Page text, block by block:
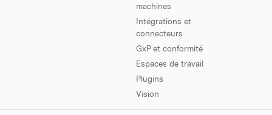
machines
Intégrations et
connecteurs
GxP et conformité
Espaces de travail
Plugins
Vision